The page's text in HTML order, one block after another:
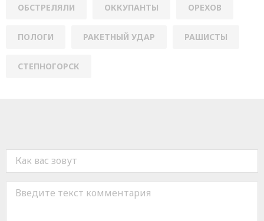
ОБСТРЕЛЯЛИ ОККУПАНТЫ ОРЕХОВ
ПОЛОГИ РАКЕТНЫЙ УДАР РАШИСТЫ
СТЕПНОГОРСК